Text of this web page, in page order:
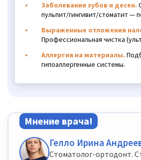
Заболевания зубов и десен.
пульпит/гингивит/стоматит —
Выраженные отложения
Профессиональная чистка
Аллергия на материалы.
гипоаллергенные системы.
Мнение врача!
Гелло Ирина
Стоматолог-ортодонт.